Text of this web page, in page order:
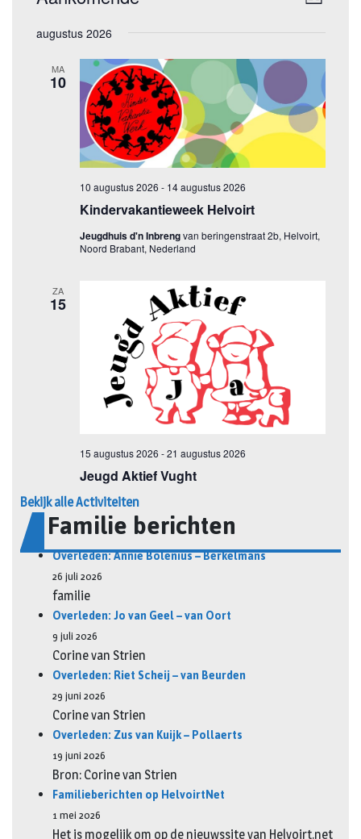
Bekijk alle Activiteiten
Familie berichten
Overleden: Annie Bolenius – Berkelmans
26 juli 2026
familie
Overleden: Jo van Geel – van Oort
9 juli 2026
Corine van Strien
Overleden: Riet Scheij – van Beurden
29 juni 2026
Corine van Strien
Overleden: Zus van Kuijk – Pollaerts
19 juni 2026
Bron: Corine van Strien
Familieberichten op HelvoirtNet
1 mei 2026
Het is mogelijk om op de nieuwssite van Helvoirt.net